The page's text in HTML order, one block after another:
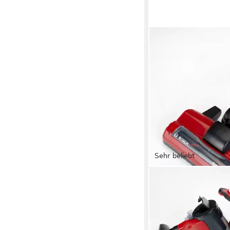
Sehr beliebt
Kinder-Staubsauger
UVP46,99 €
in 1-2 Werktagen bei dir